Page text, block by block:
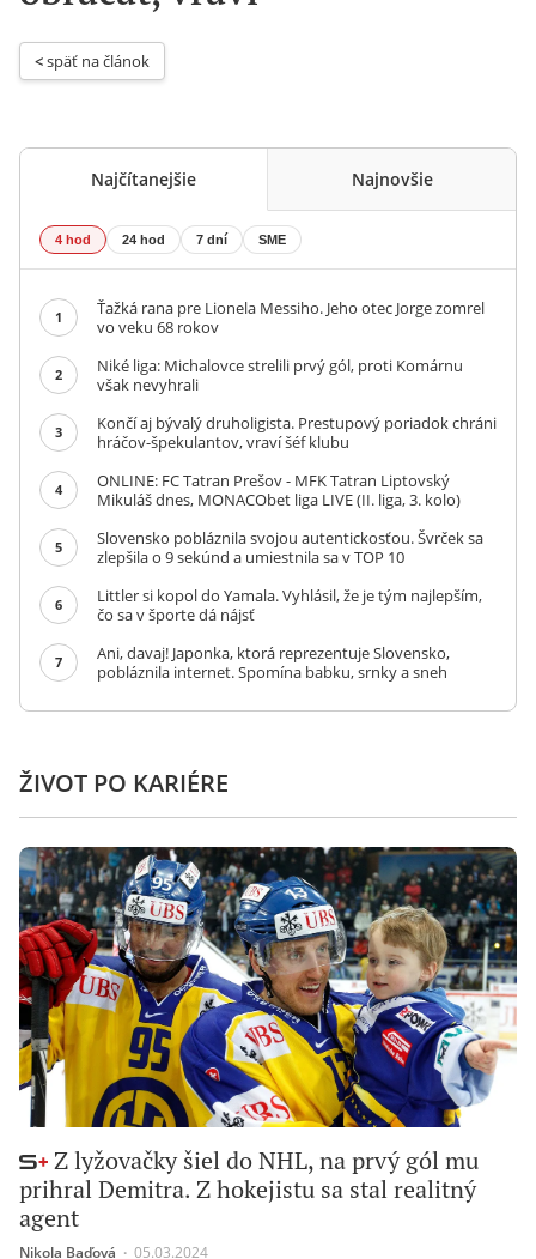
< späť na článok
Najčítanejšie Najnovšie
4 hod 24 hod 7 dní SME
1
Ťažká rana pre Lionela Messiho. Jeho otec Jorge zomrel
vo veku 68 rokov
2
Niké liga: Michalovce strelili prvý gól, proti Komárnu
však nevyhrali
3
Končí aj bývalý druholigista. Prestupový poriadok chráni
hráčov-špekulantov, vraví šéf klubu
4
ONLINE: FC Tatran Prešov - MFK Tatran Liptovský
Mikuláš dnes, MONACObet liga LIVE (II. liga, 3. kolo)
5
Slovensko pobláznila svojou autentickosťou. Švrček sa
zlepšila o 9 sekúnd a umiestnila sa v TOP 10
6
Littler si kopol do Yamala. Vyhlásil, že je tým najlepším,
čo sa v športe dá nájsť
7
Ani, davaj! Japonka, ktorá reprezentuje Slovensko,
pobláznila internet. Spomína babku, srnky a sneh
ŽIVOT PO KARIÉRE
Z lyžovačky šiel do NHL, na prvý gól mu
prihral Demitra. Z hokejistu sa stal realitný
agent
Nikola Baďová ∙ 05.03.2024